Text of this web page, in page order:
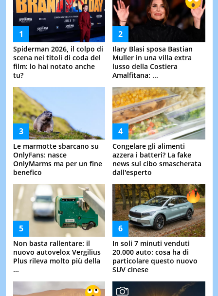
Spiderman 2026, il colpo di
scena nei titoli di coda del
film: lo hai notato anche
tu?
Ilary Blasi sposa Bastian
Muller in una villa extra
lusso della Costiera
Amalfitana: ...
Le marmotte sbarcano su
OnlyFans: nasce
OnlyMarms ma per un fine
benefico
Congelare gli alimenti
azzera i batteri? La fake
news sul cibo smascherata
dall'esperto
Non basta rallentare: il
nuovo autovelox Vergilius
Plus rileva molto più della
...
In soli 7 minuti venduti
20.000 auto: cosa ha di
particolare questo nuovo
SUV cinese